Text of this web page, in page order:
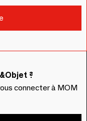
?
connecter à MOM